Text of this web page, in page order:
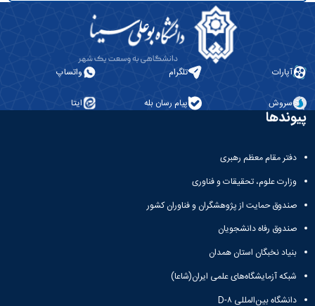
آپارات تلگرام واتساپ
سروش پیام رسان بله ایتا
پیوندها
دفتر مقام معظم رهبری
وزارت علوم، تحقیقات و فناوری
صندوق حمایت از پژوهشگران و فناوران کشور
صندوق رفاه دانشجویان
بنیاد نخبگان استان همدان
شبکه آزمایشگاه‌های علمی ایران(شاعا)
دانشگاه بین‌المللی D-۸